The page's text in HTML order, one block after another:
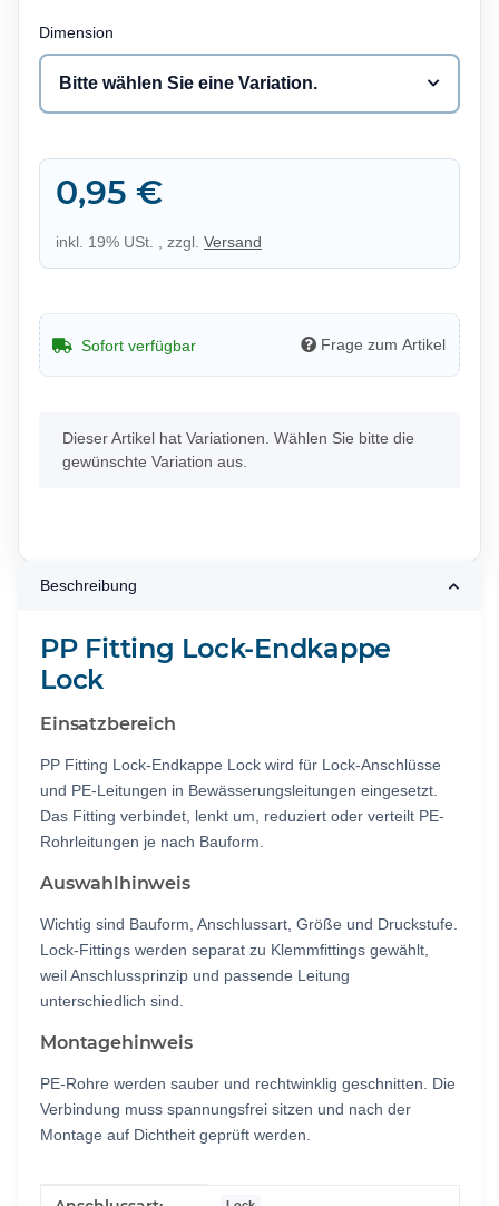
Dimension
Bitte wählen Sie eine Variation.
0,95 €
inkl. 19% USt. , zzgl. Versand
Sofort verfügbar Frage zum Artikel
x
Dieser Artikel hat Variationen. Wählen Sie bitte die
gewünschte Variation aus.
Beschreibung
PP Fitting Lock-Endkappe
Lock
Einsatzbereich
PP Fitting Lock-Endkappe Lock wird für Lock-Anschlüsse
und PE-Leitungen in Bewässerungsleitungen eingesetzt.
Das Fitting verbindet, lenkt um, reduziert oder verteilt PE-
Rohrleitungen je nach Bauform.
Auswahlhinweis
Wichtig sind Bauform, Anschlussart, Größe und Druckstufe.
Lock-Fittings werden separat zu Klemmfittings gewählt,
weil Anschlussprinzip und passende Leitung
unterschiedlich sind.
Montagehinweis
PE-Rohre werden sauber und rechtwinklig geschnitten. Die
Verbindung muss spannungsfrei sitzen und nach der
Montage auf Dichtheit geprüft werden.